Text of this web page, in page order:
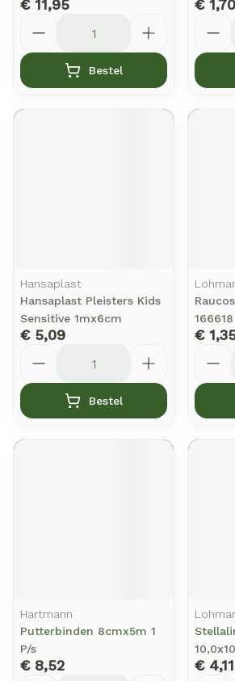
€ 11,95
Bestel
€ 1,70
Hansaplast
Hansaplast Pleisters Kids
Sensitive 1mx6cm
€ 5,09
Bestel
166618
€
Hartmann
Putterbinden 8cmx5m 1
P/s
€ 8,52 € 4,11